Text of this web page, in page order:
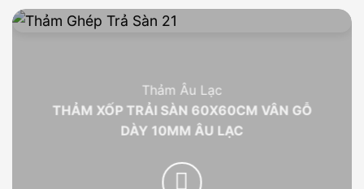
Thảm Âu Lạc
THẢM XỐP TRẢI SÀN 60X60CM VÂN GỖ
DÀY 10MM ÂU LẠC